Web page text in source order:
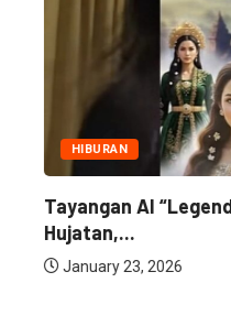
HIBURAN
Tayangan AI
Hujatan,...
January 23, 2026